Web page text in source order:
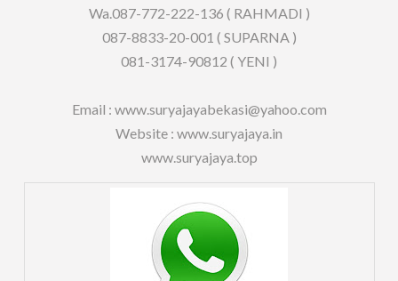
Wa.087-772-222-136 ( RAHMADI )
087-8833-20-001 ( SUPARNA )
081-3174-90812 ( YENI )
Email : www.suryajayabekasi@yahoo.com
Website : www.suryajaya.in
www.suryajaya.top